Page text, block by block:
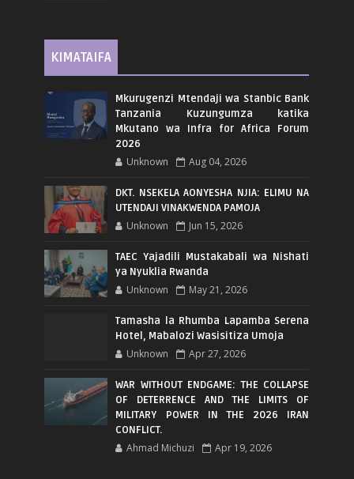
KIMATAIFA
Mkurugenzi Mtendaji wa Stanbic Bank
Tanzania Kuzungumza katika
Mkutano wa Infra for Africa Forum
2026
Unknown Aug 04, 2026
DKT. NSEKELA AONYESHA NJIA: ELIMU NA
UTENDAJI VINAKWENDA PAMOJA
Unknown Jun 15, 2026
TAEC Yajadili Mustakabali wa Nishati
ya Nyuklia Rwanda
Unknown May 21, 2026
Tamasha la Rhumba Lapamba Serena
Hotel, Mabalozi Wasisitiza Umoja
Unknown Apr 27, 2026
WAR WITHOUT ENDGAME: THE COLLAPSE
OF DETERRENCE AND THE LIMITS OF
MILITARY POWER IN THE 2026 IRAN
CONFLICT.
Ahmad Michuzi Apr 19, 2026